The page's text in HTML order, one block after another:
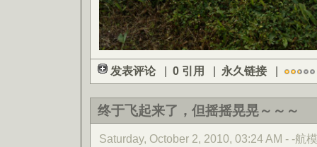
发表评论 | 0 引用 | 永久链接 |
终于飞起来了，但摇摇晃晃～～～
Saturday, October 2, 2010, 03:24 AM - -航模